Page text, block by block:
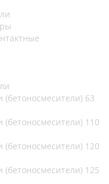
63
110
120
125